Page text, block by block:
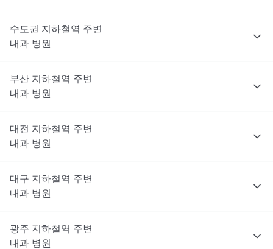
수도권 지하철역 주변
내과 병원
부산 지하철역 주변
내과 병원
대전 지하철역 주변
내과 병원
대구 지하철역 주변
내과 병원
광주 지하철역 주변
내과 병원